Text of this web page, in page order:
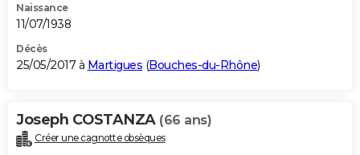
Naissance
11/07/1938
Décès
25/05/2017 à Martigues (Bouches-du-Rhône)
Joseph COSTANZA (66 ans)
Créer une cagnotte obsèques